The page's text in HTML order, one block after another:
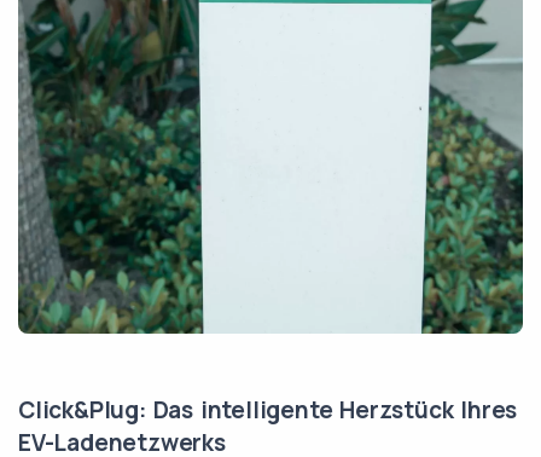
Click&Plug: Das intelligente Herzstück Ihres
EV-Ladenetzwerks